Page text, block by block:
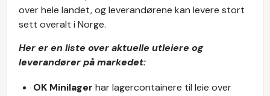
over hele landet, og leverandørene kan levere stort
sett overalt i Norge.
Her er en liste over aktuelle utleiere og
leverandører på markedet:
OK Minilager har lagercontainere til leie over